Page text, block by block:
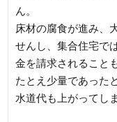
ん。
床材の腐食が進み、
せんし、集合住宅で
金を請求されること
たとえ少量であった
水道代も上がってし